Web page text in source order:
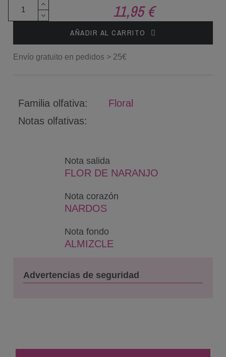
11,95 €
AÑADIR AL CARRITO
Envío gratuito en pedidos > 25€
Familia olfativa:
Floral
Notas olfativas:
Nota salida
FLOR DE NARANJO
Nota corazón
NARDOS
Nota fondo
ALMIZCLE
Advertencias de seguridad